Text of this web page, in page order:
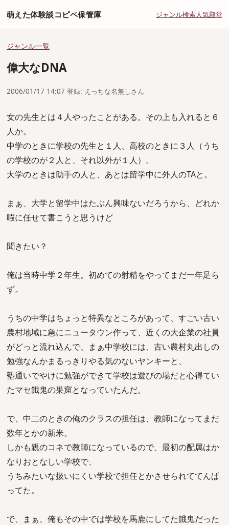
萌えた体験談コピペ保管庫 ジャンル検索人気殿堂
ジャンル一覧
偉大なDNA
2006/01/17 14:07 登録: えっちな名無しさん
女の先生とは４人やったことがある。その上も入れると６
人か。
中学のときに学校の先生と１人、高校のときに３人（うち
の学校のが２人と、それ以外が１人）。
大学のときは助手の人と、あとは留学中に外人のTAと。
まぁ、大学と留学中はたぶん興味ないだろうから、どれか
暇に任せて書こうと思うけど
聞きたい？
俺は当時中学２年生。初めての射精をやってまだ一年足ら
ず。
うちの中学はちょっと特異なところがあって、すごい古い
農村地域に急にニュータウン作って、近くの大企業の社員
がどっと流れ込んで、まぁ中学校には、古い農村丸出しの
勉強なんかまるっきりやる気のないヤンキーと、
塾通いでやけに勉強ができて学校は遊びの場だと心得てい
たマセ餓鬼の巣窟となっていたんだ。
で、中二のときの俺のクラスの担任は、教師になってまだ
数年とかの新米。
しかも親のコネで教師になっているので、最初の配属はか
なりおとなしい学校で、
うちみたいな扱いにくい学校で担任とかさせられててんぱ
ってた。
で、まぁ、俺もその中では学校を馬鹿にしてた餓鬼だった